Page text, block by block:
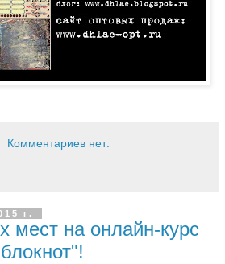
Комментариев нет:
г.
мест на онлайн-курс